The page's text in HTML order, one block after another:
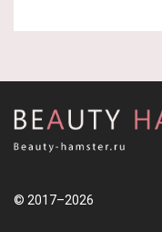
© 2017–2026